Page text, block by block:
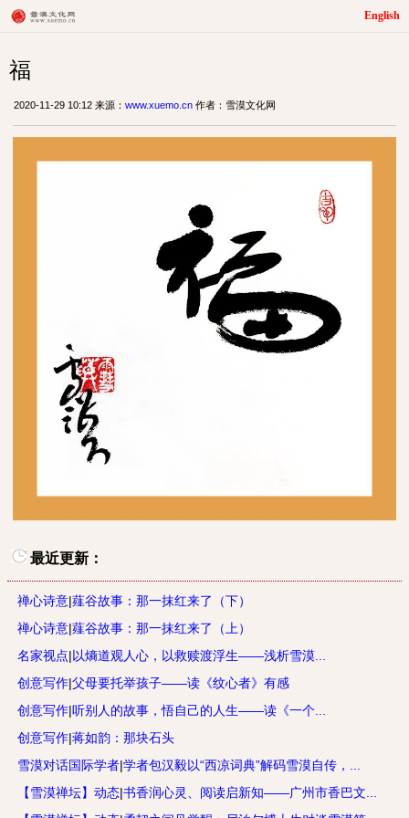
English
福
2020-11-29 10:12 来源： www.xuemo.cn 作者：雪漠文化网
最近更新：
禅心诗意|薤谷故事：那一抹红来了（下）
禅心诗意|薤谷故事：那一抹红来了（上）
名家视点|以熵道观人心，以救赎渡浮生——浅析雪漠...
创意写作|父母要托举孩子——读《纹心者》有感
创意写作|听别人的故事，悟自己的人生——读《一个...
创意写作|蒋如韵：那块石头
雪漠对话国际学者|学者包汉毅以“西凉词典”解码雪漠自传，...
【雪漠禅坛】动态|书香润心灵、阅读启新知——广州市香巴文...